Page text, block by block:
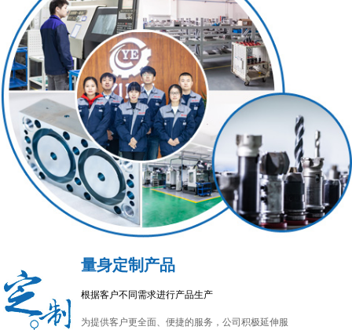
量身定制产品
根据客户不同需求进行产品生产
为提供客户更全面、便捷的服务，公司积极延伸服